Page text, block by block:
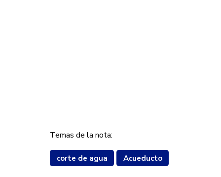
Temas de la nota:
corte de agua Acueducto